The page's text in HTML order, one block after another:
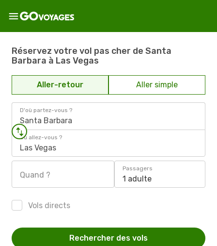
Réservez votre vol pas cher de Santa
Barbara à Las Vegas
Aller-retour Aller simple
D'où partez-vous ?
Santa Barbara
Où allez-vous ?
Las Vegas
Quand ?
Passagers
1 adulte
Vols directs
Rechercher des vols